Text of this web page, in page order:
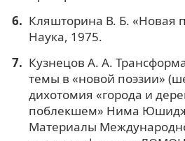
Кляшторина В. Б. «Новая
Наука, 1975.
Кузнецов А. А.
темы в «новой поэзии»
дихотомия «города и
поблекшем» Нима
Материалы